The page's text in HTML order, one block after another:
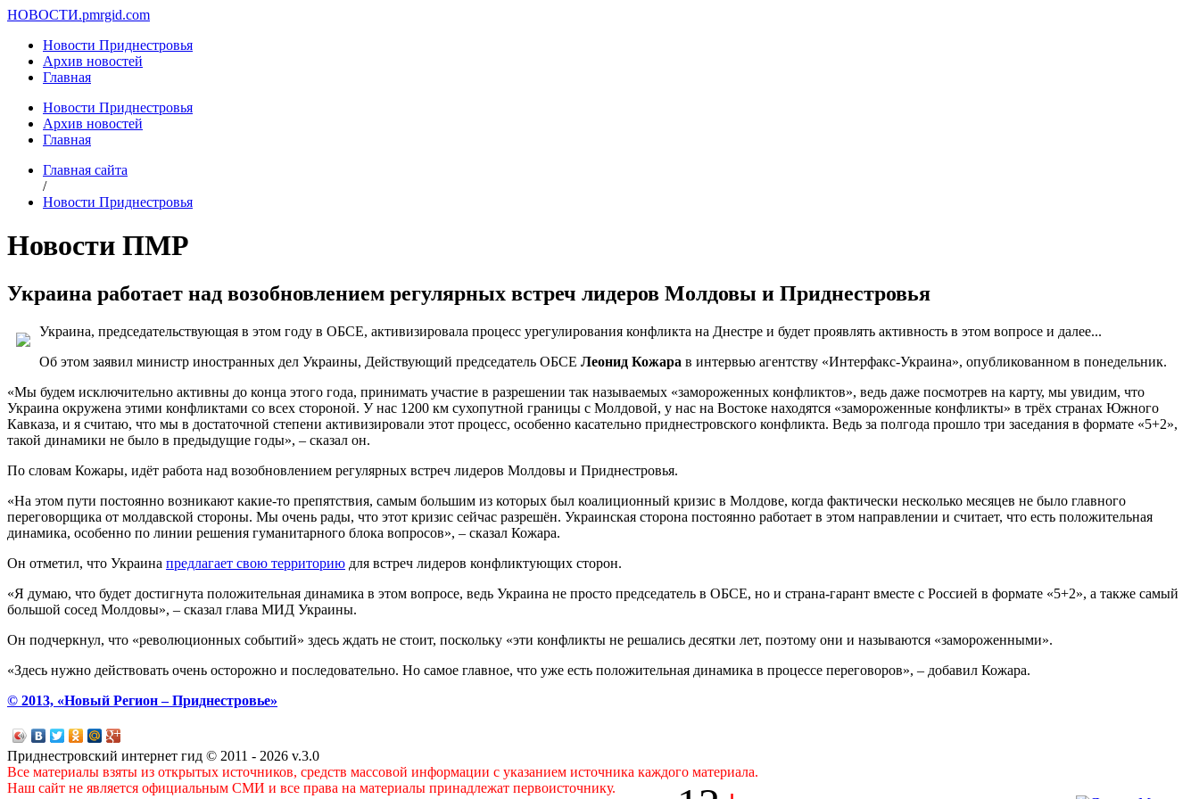
НОВОСТИ.pmrgid.com
Новости Приднестровья
Архив новостей
Главная
Новости Приднестровья
Архив новостей
Главная
Главная сайта
/
Новости Приднестровья
Новости ПМР
Украина работает над возобновлением регулярных встреч лидеров Молдовы и Приднестровья
Украина, председательствующая в этом году в ОБСЕ, активизировала процесс урегулирования конфликта на Днестре и будет проявлять активность в этом вопросе и далее...
Об этом заявил министр иностранных дел Украины, Действующий председатель ОБСЕ Леонид Кожара в интервью агентству «Интерфакс-Украина», опубликованном в понедельник.
«Мы будем исключительно активны до конца этого года, принимать участие в разрешении так называемых «замороженных конфликтов», ведь даже посмотрев на карту, мы увидим, что
Украина окружена этими конфликтами со всех стороной. У нас 1200 км сухопутной границы с Молдовой, у нас на Востоке находятся «замороженные конфликты» в трёх странах Южного
Кавказа, и я считаю, что мы в достаточной степени активизировали этот процесс, особенно касательно приднестровского конфликта. Ведь за полгода прошло три заседания в формате «5+2»,
такой динамики не было в предыдущие годы», – сказал он.
По словам Кожары, идёт работа над возобновлением регулярных встреч лидеров Молдовы и Приднестровья.
«На этом пути постоянно возникают какие-то препятствия, самым большим из которых был коалиционный кризис в Молдове, когда фактически несколько месяцев не было главного
переговорщика от молдавской стороны. Мы очень рады, что этот кризис сейчас разрешён. Украинская сторона постоянно работает в этом направлении и считает, что есть положительная
динамика, особенно по линии решения гуманитарного блока вопросов», – сказал Кожара.
Он отметил, что Украина предлагает свою территорию для встреч лидеров конфликтующих сторон.
«Я думаю, что будет достигнута положительная динамика в этом вопросе, ведь Украина не просто председатель в ОБСЕ, но и страна-гарант вместе с Россией в формате «5+2», а также самый
большой сосед Молдовы», – сказал глава МИД Украины.
Он подчеркнул, что «революционных событий» здесь ждать не стоит, поскольку «эти конфликты не решались десятки лет, поэтому они и называются «замороженными».
«Здесь нужно действовать очень осторожно и последовательно. Но самое главное, что уже есть положительная динамика в процессе переговоров», – добавил Кожара.
© 2013, «Новый Регион – Приднестровье»
Приднестровский интернет гид © 2011 - 2026 v.3.0
Все материалы взяты из открытых источников, средств массовой информации с указанием источника каждого материала.
Наш сайт не является официальным СМИ и все права на материалы принадлежат первоисточнику.